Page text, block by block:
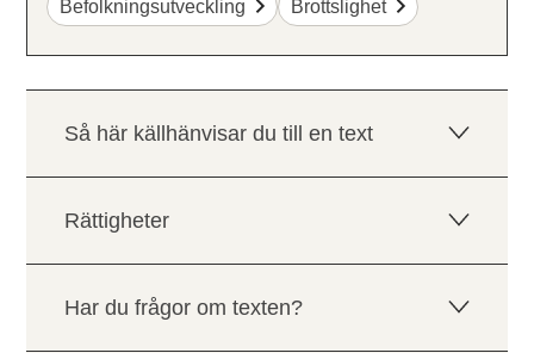
Befolkningsutveckling
Brottslighet
Så här källhänvisar du till en text
Rättigheter
Har du frågor om texten?